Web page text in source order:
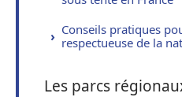
Conseils pratiques
respectueuse de la
Les parcs